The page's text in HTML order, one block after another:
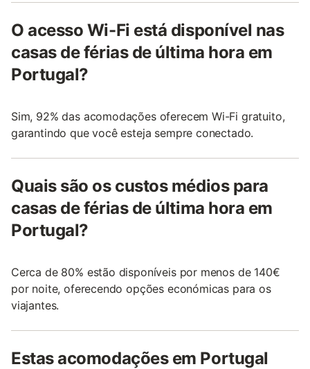
O acesso Wi-Fi está disponível nas
casas de férias de última hora em
Portugal?
Sim, 92% das acomodações oferecem Wi-Fi gratuito,
garantindo que você esteja sempre conectado.
Quais são os custos médios para
casas de férias de última hora em
Portugal?
Cerca de 80% estão disponíveis por menos de 140€
por noite, oferecendo opções económicas para os
viajantes.
Estas acomodações em Portugal